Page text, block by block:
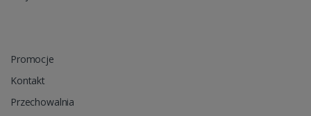
Promocje
Kontakt
Przechowalnia